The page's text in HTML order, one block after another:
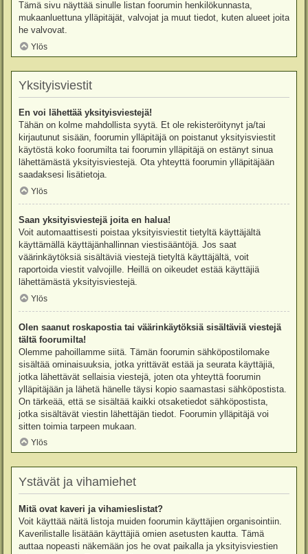
Tämä sivu näyttää sinulle listan foorumin henkilökunnasta,
mukaanluettuna ylläpitäjät, valvojat ja muut tiedot, kuten alueet joita
he valvovat.
Ylös
Yksityisviestit
En voi lähettää yksityisviestejä!
Tähän on kolme mahdollista syytä. Et ole rekisteröitynyt ja/tai
kirjautunut sisään, foorumin ylläpitäjä on poistanut yksityisviestit
käytöstä koko foorumilta tai foorumin ylläpitäjä on estänyt sinua
lähettämästä yksityisviestejä. Ota yhteyttä foorumin ylläpitäjään
saadaksesi lisätietoja.
Ylös
Saan yksityisviestejä joita en halua!
Voit automaattisesti poistaa yksityisviestit tietyltä käyttäjältä
käyttämällä käyttäjänhallinnan viestisääntöjä. Jos saat
väärinkäytöksiä sisältäviä viestejä tietyltä käyttäjältä, voit
raportoida viestit valvojille. Heillä on oikeudet estää käyttäjiä
lähettämästä yksityisviestejä.
Ylös
Olen saanut roskapostia tai väärinkäytöksiä sisältäviä viestejä
tältä foorumilta!
Olemme pahoillamme siitä. Tämän foorumin sähköpostilomake
sisältää ominaisuuksia, jotka yrittävät estää ja seurata käyttäjiä,
jotka lähettävät sellaisia viestejä, joten ota yhteyttä foorumin
ylläpitäjään ja lähetä hänelle täysi kopio saamastasi sähköpostista.
On tärkeää, että se sisältää kaikki otsaketiedot sähköpostista,
jotka sisältävät viestin lähettäjän tiedot. Foorumin ylläpitäjä voi
sitten toimia tarpeen mukaan.
Ylös
Ystävät ja vihamiehet
Mitä ovat kaveri ja vihamieslistat?
Voit käyttää näitä listoja muiden foorumin käyttäjien organisointiin.
Kaverilistalle lisätään käyttäjiä omien asetusten kautta. Tämä
auttaa nopeasti näkemään jos he ovat paikalla ja yksityisviestien